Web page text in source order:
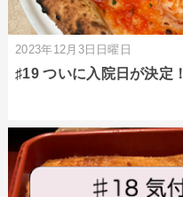
2023年12月3日日曜日
♯19 ついに入院日が決定！